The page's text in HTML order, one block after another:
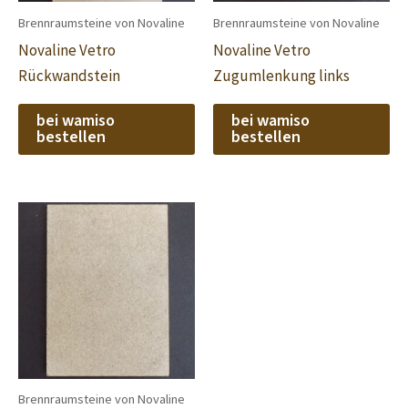
Brennraumsteine von Novaline
Novaline Vetro
Rückwandstein
bei wamiso
bestellen
Brennraumsteine von Novaline
Novaline Vetro
Zugumlenkung links
bei wamiso
bestellen
Brennraumsteine von Novaline